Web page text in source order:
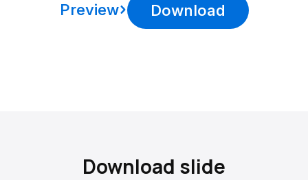
Download
Preview
Download slide